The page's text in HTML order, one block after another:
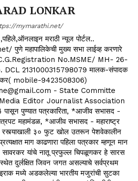
LONKAR
mymarathi.net/
मराठी न्यूज पोर्टल..
महापालिकेची मुख्य सभा लाईव्ह करणारे
.. C.G.Registration No.MSME/ MH- 26-
DCL 2131000315798079 मालक-संपादक
mobile-9423508306)
- State Committe
Editor Journalist Association
पुण्यात पत्रकारिता, *आजीव सभासद -
महामंडळ, *आजीव सभासद - महाराष्ट्र
रस्त्याखाली ३० फुट खोल उतरून पेशवेकालीन
माग काढणारा पहिला पत्रकार म्हणून मान
सावरकर यांचे नातू प्रफुल्ल चिपळूणकर हे सारस
दुर्लक्षित जिवन जगत असल्याचे सर्वप्रथम
मध्ये अडकलेल्या भारतीय मजुरांची सुटका